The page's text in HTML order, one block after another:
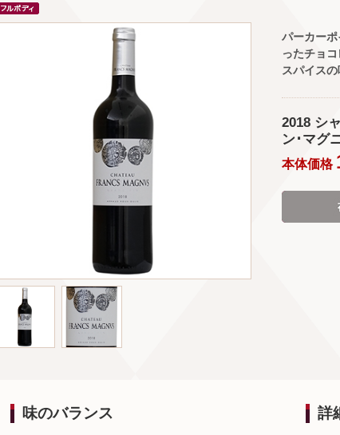
パーカー
ったチョ
スパイスの
2018 シ
ン･マグ
本体価格
詳
味のバランス